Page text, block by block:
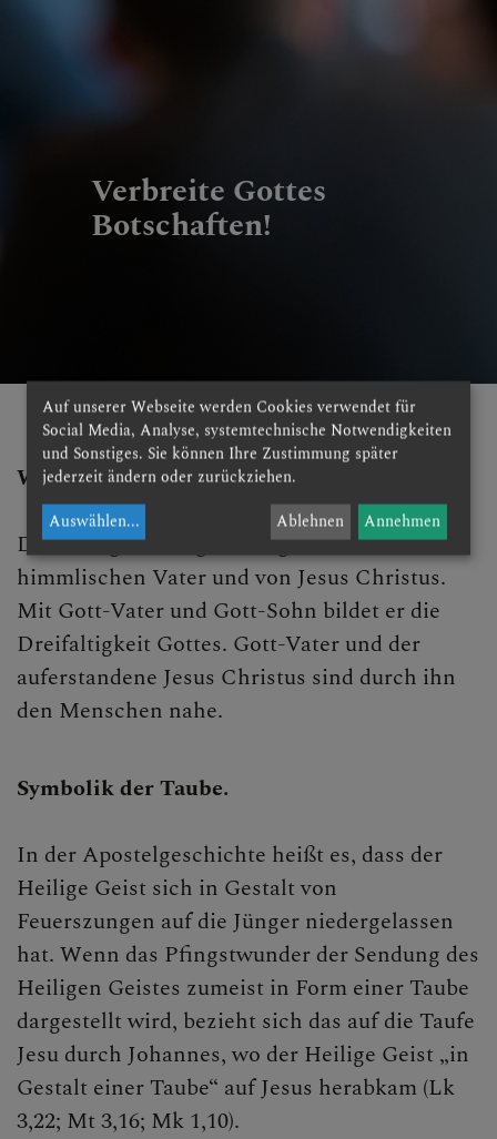
Verbreite Gottes
Botschaften!
Was ist der Heilige Geist?
Der Heilige Geist gibt Zeugnis vom
himmlischen Vater und von Jesus Christus.
Mit Gott-Vater und Gott-Sohn bildet er die
Dreifaltigkeit Gottes. Gott-Vater und der
auferstandene Jesus Christus sind durch ihn
den Menschen nahe.
Symbolik der Taube.
In der Apostelgeschichte heißt es, dass der
Heilige Geist sich in Gestalt von
Feuerszungen auf die Jünger niedergelassen
hat. Wenn das Pfingstwunder der Sendung des
Heiligen Geistes zumeist in Form einer Taube
dargestellt wird, bezieht sich das auf die Taufe
Jesu durch Johannes, wo der Heilige Geist „in
Gestalt einer Taube“ auf Jesus herabkam (Lk
3,22; Mt 3,16; Mk 1,10).
Auf unserer Webseite werden Cookies verwendet für
Social Media, Analyse, systemtechnische Notwendigkeiten
und Sonstiges. Sie können Ihre Zustimmung später
jederzeit ändern oder zurückziehen.
Auswählen... Ablehnen Annehmen